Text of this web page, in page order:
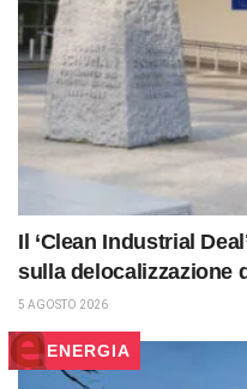
Il ‘Clean Industrial
sulla delocalizzazione
5 AGOSTO 2026
ENERGIA